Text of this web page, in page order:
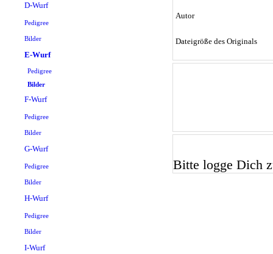
D-Wurf
Pedigree
Bilder
E-Wurf
Pedigree
Bilder
F-Wurf
Pedigree
Bilder
G-Wurf
Pedigree
Bilder
H-Wurf
Pedigree
Bilder
I-Wurf
Autor
Dateigröße des Originals
Bitte logge Dich